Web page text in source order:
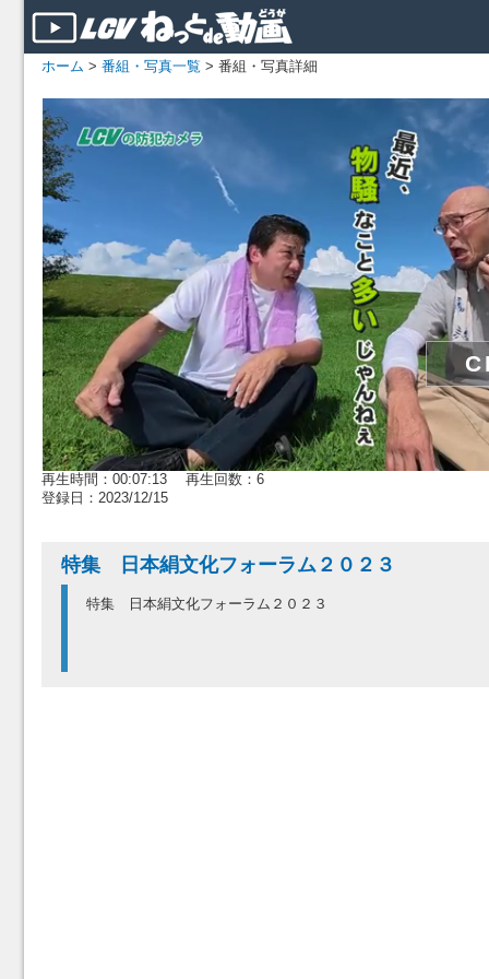
ホーム > 番組・写真一覧 > 番組・写真詳細
再生時間：00:07:13 再生回数：6
登録日：2023/12/15
特集 日本絹文化フォーラム２０２３
特集 日本絹文化フォーラム２０２３